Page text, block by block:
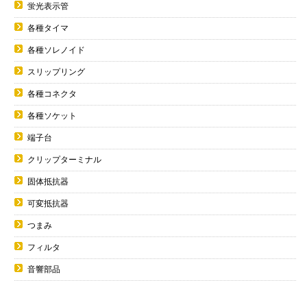
蛍光表示管
各種タイマ
各種ソレノイド
スリップリング
各種コネクタ
各種ソケット
端子台
クリップターミナル
固体抵抗器
可変抵抗器
つまみ
フィルタ
音響部品